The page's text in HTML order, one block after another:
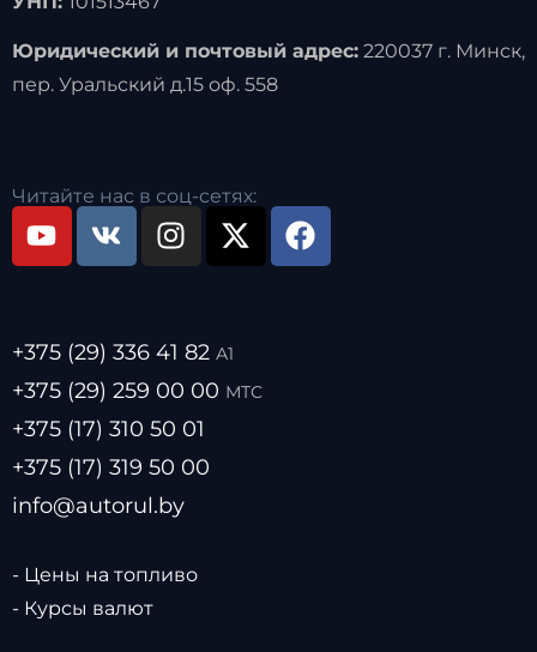
Юридический и почтовый адрес:220037 г. Минск,
пер. Уральский д.15 оф. 558
Читайте нас в соц-сетях:
+375 (29) 336 41 82 А1
+375 (29) 259 00 00 МТС
+375 (17) 310 50 01
+375 (17) 319 50 00
info@autorul.by
- Цены на топливо
- Курсы валют